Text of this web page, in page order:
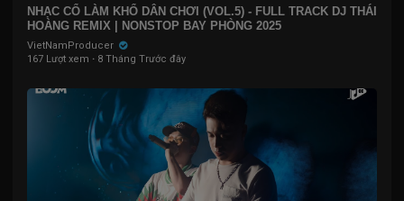
NHẠC CỔ LÀM KHỔ DÂN CHƠI (VOL.5) - FULL TRACK DJ THÁI
HOÀNG REMIX | NONSTOP BAY PHÒNG 2025
VietNamProducer
167 Lượt xem · 8 Tháng Trước đây